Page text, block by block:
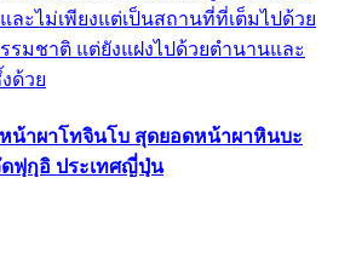
ะไม่เพียงแต่เป็นสถานที่ที่เต็มไปด้วย
รมชาติ แต่ยังแฝงไปด้วยตำนานและ
ด้วย
หน้าผาโทจินโบ สุดยอดหน้าผาหินบะ
ฟุกุอิ ประเทศญี่ปุ่น